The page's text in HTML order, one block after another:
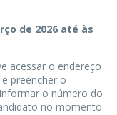
de 2026 até às
acessar o endereço
e preencher o
o número do
no momento